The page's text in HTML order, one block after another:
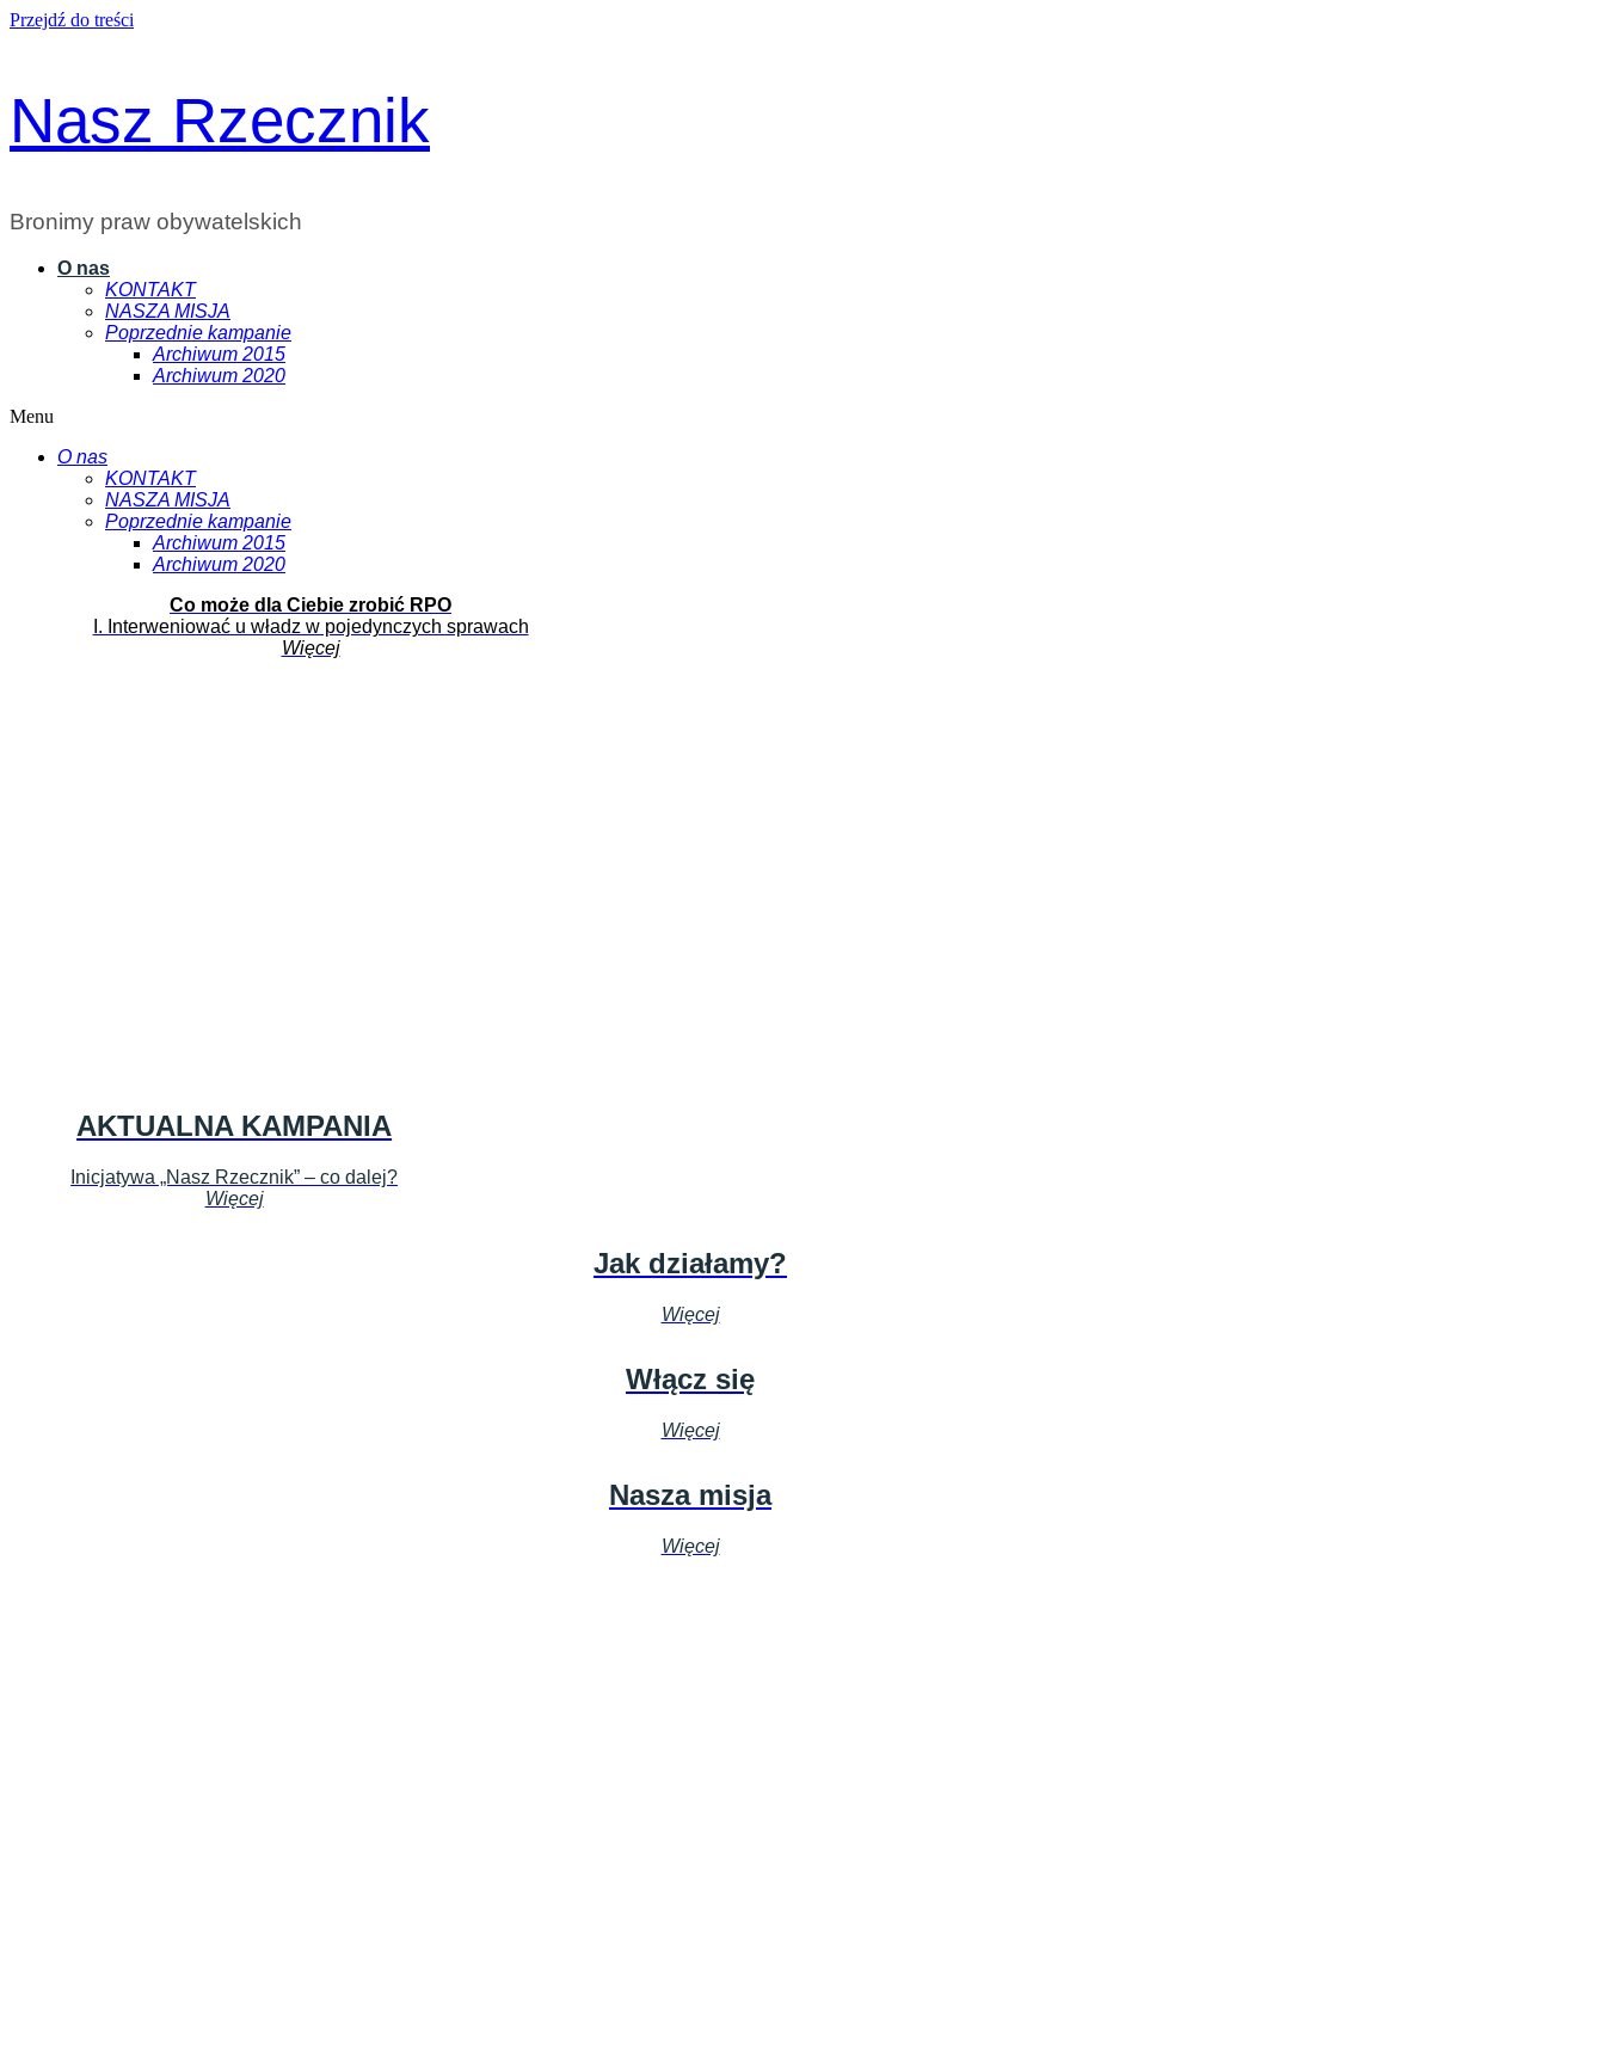
Przejdź do treści
Nasz Rzecznik
Bronimy praw obywatelskich
O nas
KONTAKT
NASZA MISJA
Poprzednie kampanie
Archiwum 2015
Archiwum 2020
Menu
O nas
KONTAKT
NASZA MISJA
Poprzednie kampanie
Archiwum 2015
Archiwum 2020
Co może dla Ciebie zrobić RPO
I. Interweniować u władz w pojedynczych sprawach
Więcej
AKTUALNA KAMPANIA
Inicjatywa „Nasz Rzecznik” – co dalej?
Więcej
Jak działamy?
Więcej
Włącz się
Więcej
Nasza misja
Więcej